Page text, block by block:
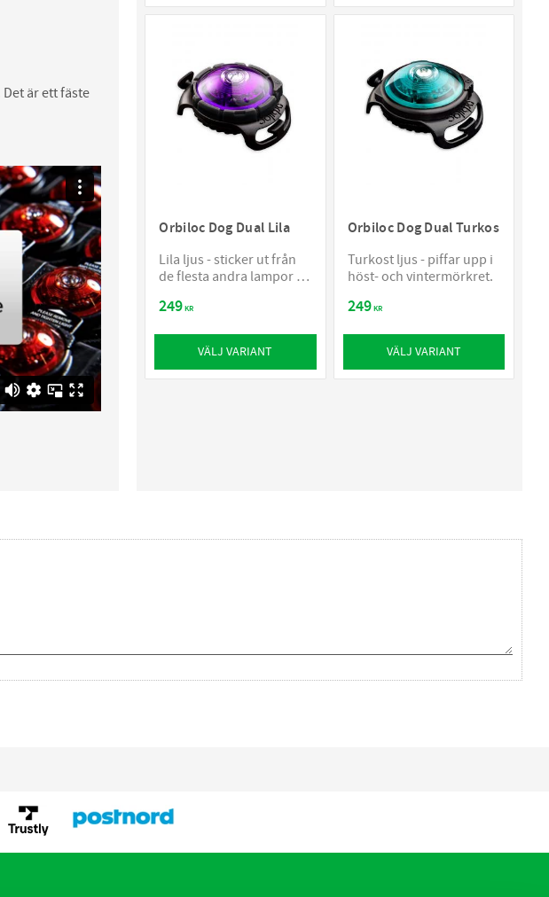
är ett fäste
Orbiloc Dog Dual Lila
Lila ljus - sticker ut från
de flesta andra lampor på
städerna
249KR
VÄLJ VARIANT
Orbiloc Dog Dual Turkos
Turkost ljus - piffar upp i
höst- och vintermörkret.
249KR
VÄLJ VARIANT